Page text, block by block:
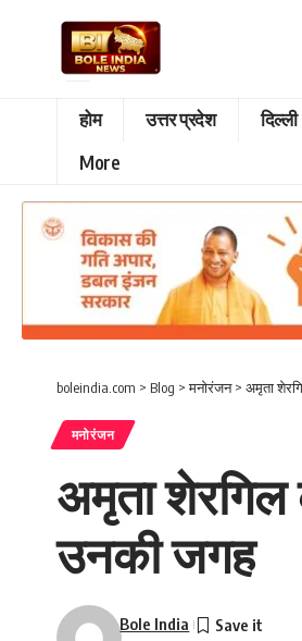
होम उत्तर प्रदेश दिल्ली
More
boleindia.com > Blog >मनोरंजन> अमृता
मनोरंजन
अमृता शेरगिल
उनकी जगह
Bole India